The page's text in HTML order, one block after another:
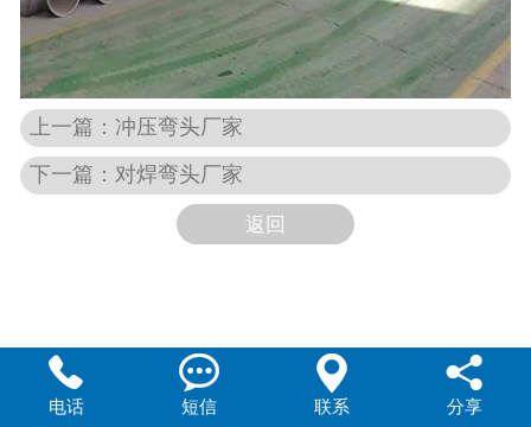
上一篇： 冲压弯头厂家
下一篇： 对焊弯头厂家
返回

电话

短信

联系

分享